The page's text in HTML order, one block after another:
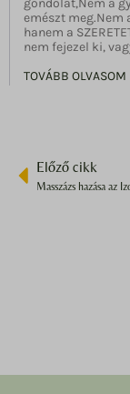
emészt meg.Nem
hanem a
nem fejezel ki,
TOVÁBB OLVASOM
Előző cikk
Masszázs hazása az